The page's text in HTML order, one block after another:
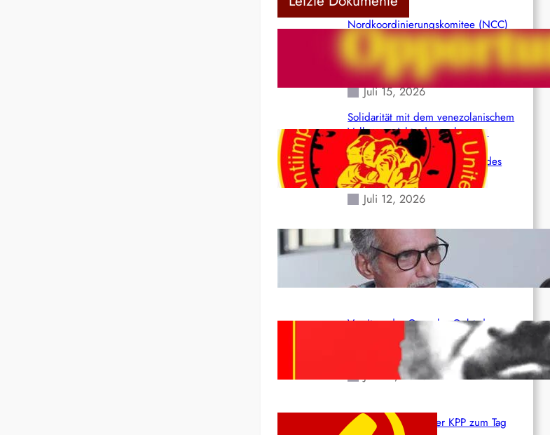
Nordkoordinierungskomitee (NCC)
der Kommunistischen Partei Indiens
(Maoistisch): Postmoderner
Opportunismus
Juli 15, 2026
Solidarität mit dem venezolanischem
Volk angesichts der verlorenen
Leben und der katastrophalen
Situation durch die Erdbeben des
24. Juni!
Juli 12, 2026
Indien: „Die Politik der Kapitulation“
von K. Murali (Ajith)
Juli 1, 2026
Vorsitzender Gonzalo: Gebt das
Leben für die Partei und die
Revolution!
Juni 19, 2026
Beschluss des ZK der KPP zum Tag